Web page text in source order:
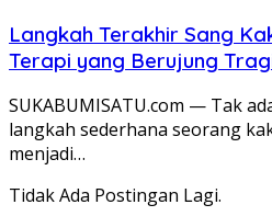
Langkah Terakhir Sang
Terapi yang Berujung
SUKABUMISATU.com — Tak
langkah sederhana seorang
menjadi…
Tidak Ada Postingan Lagi.